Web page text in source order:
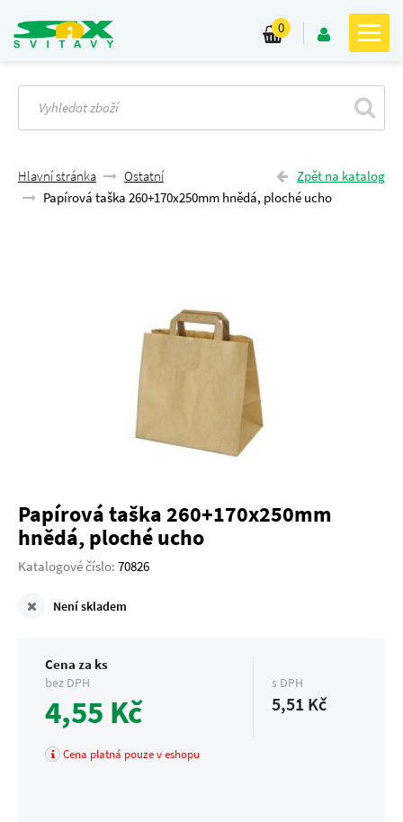
0
Zpět na katalog
Hlavní stránka
Ostatní
Papírová taška 260+170x250mm hnědá, ploché ucho
Papírová taška 260+170x250mm
hnědá, ploché ucho
Katalogové číslo: 70826
Není skladem
Cena za ks
bez DPH
4,55 Kč
s DPH
5,51 Kč
Cena platná pouze v eshopu